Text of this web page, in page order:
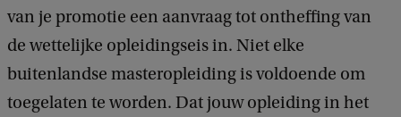
van je promotie een aanvraag tot ontheffing van
de wettelijke opleidingseis in. Niet elke
buitenlandse masteropleiding is voldoende om
toegelaten te worden. Dat jouw opleiding in het